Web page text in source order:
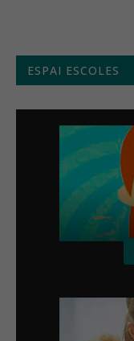
ESPAI ESCOLES